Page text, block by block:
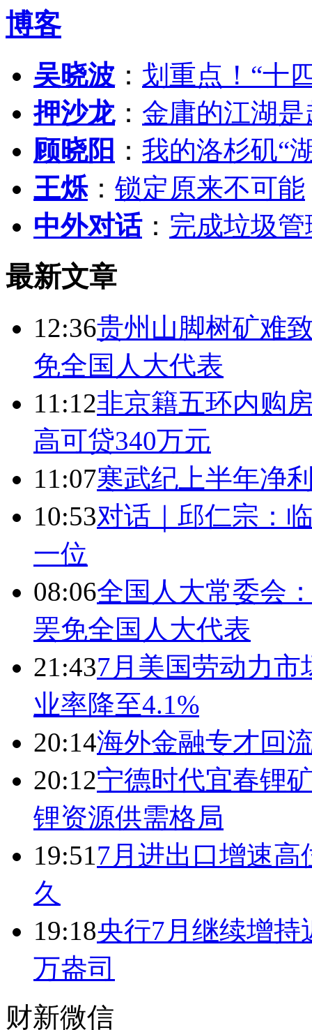
博客
吴晓波 ： 划重点！“十
押沙龙： 金庸的江湖
顾晓阳 ： 我的洛杉矶“
王烁： 锁定原来不可能
中外对话： 完成垃圾管
最新文章
12:36贵州山脚树矿难
免全国人大代表
11:12非京籍五环内购
高可贷340万元
11:07寒武纪上半年净
10:53对话｜邱仁宗：
一位
08:06全国人大常委会
罢免全国人大代表
21:437月美国劳动力市
业率降至4.1%
20:14海外金融专才回
20:12宁德时代宜春锂
锂资源供需格局
19:517月进出口增速
久
19:18央行7月继续增持
万盎司
财新微信